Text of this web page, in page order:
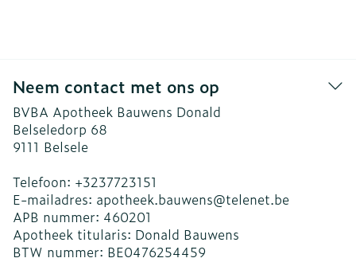
Neem contact met ons op
BVBA Apotheek Bauwens Donald
Belseledorp 68
9111 Belsele
Telefoon: +3237723151
E-mailadres: apotheek.bauwens@telenet.be
APB nummer: 460201
Apotheek titularis: Donald Bauwens
BTW nummer: BE0476254459